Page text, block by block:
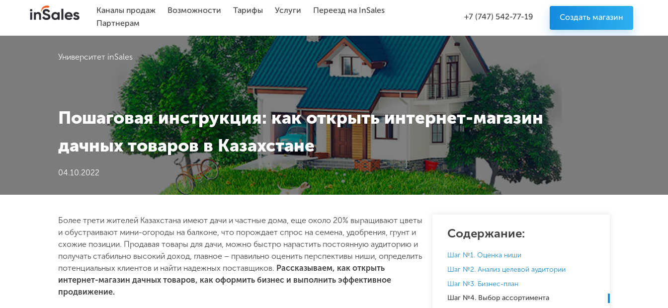
Каналы продаж Возможности Тарифы Услуги
Переезд на InSales
Партнерам
+7 (747) 542-77-19 Создать магазин
Университет inSales
Пошаговая инструкция: как открыть интернет-магазин
дачных товаров в Казахстане
04.10.2022
Более трети жителей Казахстана имеют дачи и частные дома, еще около 20% выращивают цветы
и обустраивают мини-огороды на балконе, что порождает спрос на семена, удобрения, грунт и
схожие позиции. Продавая товары для дачи, можно быстро нарастить постоянную аудиторию и
получать стабильно высокий доход, главное – правильно оценить перспективы ниши, определить
потенциальных клиентов и найти надежных поставщиков. Рассказываем, как открыть
интернет-магазин дачных товаров, как оформить бизнес и выполнить эффективное
продвижение.
Содержание:
Шаг №1. Оценка ниши
Шаг №2. Анализ целевой аудитории
Шаг №3. Бизнес-план
Шаг №4. Выбор ассортимента